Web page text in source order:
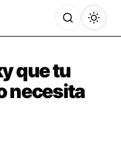
que tu
necesita